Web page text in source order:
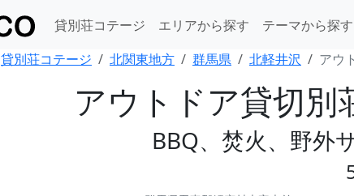
貸別荘コテージ エリアから探す テーマから探す
貸別荘コテージ 北関東地方 群馬県 北軽井沢 アウ
アウトドア貸切別
BBQ、焚火、野外